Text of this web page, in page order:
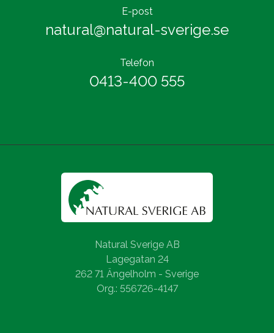
E-post
natural@natural-sverige.se
Telefon
0413-400 555
Natural Sverige AB
Lagegatan 24
262 71 Ängelholm - Sverige
Org.: 556726-4147